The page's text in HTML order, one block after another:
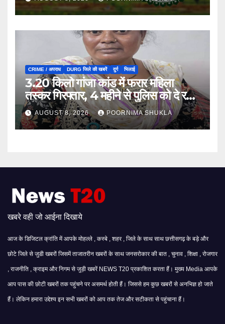
CRIME / अपराध DURG जिले की खबरें दुर्ग भिलाई
3.20 किलो गांजा कांड में फरार महिला
तस्कर गिरफ्तार, 4 महीने से पुलिस को दे रही
थी चकमा…
AUGUST 8, 2026 POORNIMA SHUKLA
खबरे वही जो आईना दिखाये
आज के डिजिटल क्रांति में आपके मोहल्ले , कस्बे , शहर , जिले के साथ साथ छत्तीसगढ़ के बड़े और
छोटे जिले से जुडी खबरों जिसमें ताजातरीन खबरों के साथ जनसरोकार की बात , चुनाव , शिक्षा , रोजगार
, राजनीति , क्राइम और निगम से जुड़ी खबरें NEWS T20 प्रकाशित करता हैं। मुख्य Media आपके
आप पास की छोटी खबरों तक पहुंचने पर असमर्थ होती हैं। जिससे हम कुछ खबरों से अनभिज्ञ हो जाते
हैं। लेकिन हमारा उद्देश्य इन सभी खबरों को आप तक तेज और सटीकता से पहुंचाना हैं।